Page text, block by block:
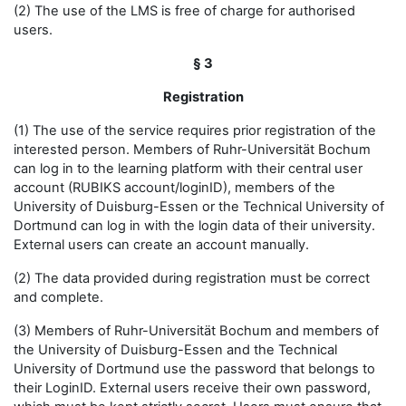
(2) The use of the LMS is free of charge for authorised
users.
§ 3
Registration
(1) The use of the service requires prior registration of the
interested person. Members of Ruhr-Universität Bochum
can log in to the learning platform with their central user
account (RUBIKS account/loginID), members of the
University of Duisburg-Essen or the Technical University of
Dortmund can log in with the login data of their university.
External users can create an account manually.
(2) The data provided during registration must be correct
and complete.
(3) Members of Ruhr-Universität Bochum and members of
the University of Duisburg-Essen and the Technical
University of Dortmund use the password that belongs to
their LoginID. External users receive their own password,